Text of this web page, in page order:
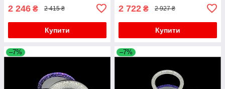
2 246 ₴ 2 415 ₴
Купити
2 722 ₴ 2 927 ₴
Купити
–7% –7%